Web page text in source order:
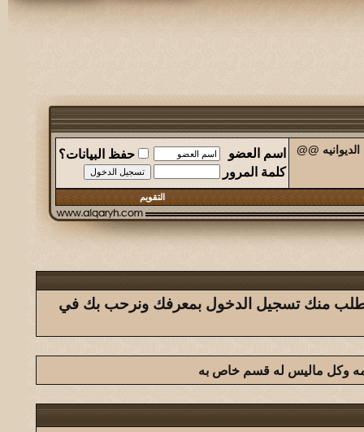
@@ اسم العضو
حفظ البيانات؟
كلمة المرور
التقويم
يتطلب منك تسجيل الدخول بمعرفك ونرحب بك في
وكل ماليس له قسم خاص به